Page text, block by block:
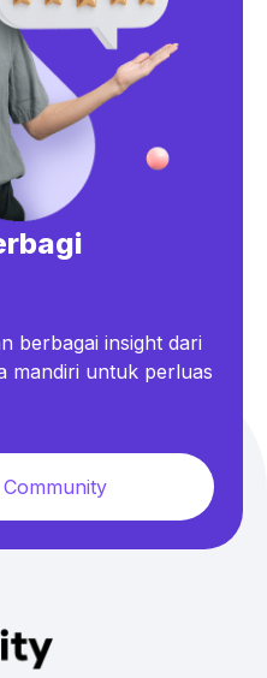
berbagai insight dari
mandiri untuk perluas